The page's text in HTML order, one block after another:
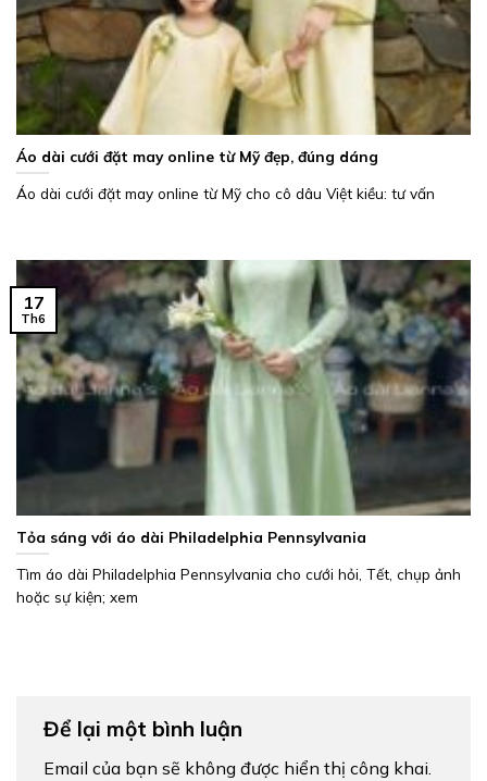
Áo dài cưới đặt may online từ Mỹ đẹp, đúng dáng
Áo dài cưới đặt may online từ Mỹ cho cô dâu Việt kiều: tư vấn
Tỏa sáng với áo dài Philadelphia Pennsylvania
Tìm áo dài Philadelphia Pennsylvania cho cưới hỏi, Tết, chụp ảnh
hoặc sự kiện; xem
17
Th6
Để lại một bình luận
Email của bạn sẽ không được hiển thị công khai.